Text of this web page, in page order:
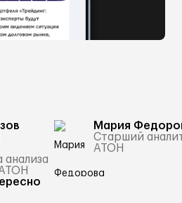
анализа
Мария
Старший
АТОН